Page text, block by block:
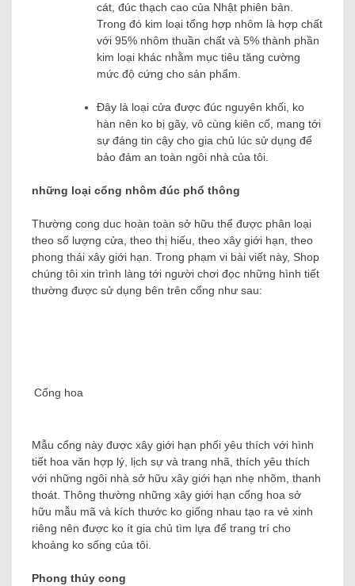
cát, đúc thạch cao của Nhật phiên bản.
Trong đó kim loại tổng hợp nhôm là hợp chất
với 95% nhôm thuần chất và 5% thành phần
kim loại khác nhằm mục tiêu tăng cường
mức độ cứng cho sản phẩm.
Đây là loại cửa được đúc nguyên khối, ko
hàn nên ko bị gãy, vô cùng kiên cố, mang tới
sự đáng tin cậy cho gia chủ lúc sử dụng để
bảo đảm an toàn ngôi nhà của tôi.
những loại cổng nhôm đúc phổ thông
Thường cong duc hoàn toàn sở hữu thể được phân loại
theo số lượng cửa, theo thị hiếu, theo xây giới hạn, theo
phong thái xây giới hạn. Trong phạm vi bài viết này, Shop
chúng tôi xin trình làng tới người chơi đọc những hình tiết
thường được sử dụng bên trên cổng như sau:
Cổng hoa
Mẫu cổng này được xây giới hạn phối yêu thích với hình
tiết hoa văn hợp lý, lịch sự và trang nhã, thích yêu thích
với những ngôi nhà sở hữu xây giới hạn nhẹ nhõm, thanh
thoát. Thông thường những xây giới hạn cổng hoa sở
hữu mẫu mã và kích thước ko giống nhau tạo ra vẻ xinh
riêng nên được ko ít gia chủ tìm lựa để trang trí cho
khoảng ko sống của tôi.
Phong thủy cong